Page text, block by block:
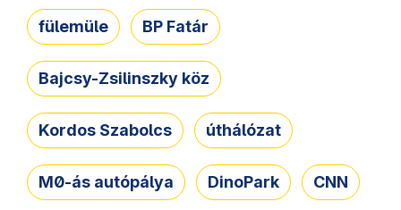
fülemüle BP Fatár
Bajcsy-Zsilinszky köz
Kordos Szabolcs úthálózat
M0-ás autópálya DinoPark CNN